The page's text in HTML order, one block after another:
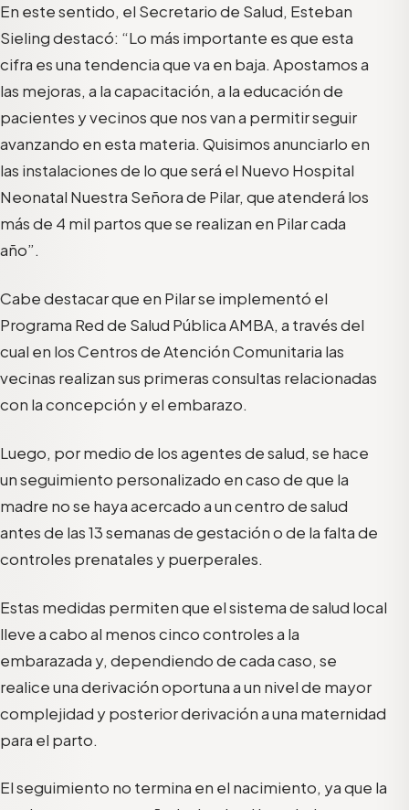
En este sentido, el Secretario de Salud, Esteban
Sieling destacó: “Lo más importante es que esta
cifra es una tendencia que va en baja. Apostamos a
las mejoras, a la capacitación, a la educación de
pacientes y vecinos que nos van a permitir seguir
avanzando en esta materia. Quisimos anunciarlo en
las instalaciones de lo que será el Nuevo Hospital
Neonatal Nuestra Señora de Pilar, que atenderá los
más de 4 mil partos que se realizan en Pilar cada
año”.
Cabe destacar que en Pilar se implementó el
Programa Red de Salud Pública AMBA, a través del
cual en los Centros de Atención Comunitaria las
vecinas realizan sus primeras consultas relacionadas
con la concepción y el embarazo.
Luego, por medio de los agentes de salud, se hace
un seguimiento personalizado en caso de que la
madre no se haya acercado a un centro de salud
antes de las 13 semanas de gestación o de la falta de
controles prenatales y puerperales.
Estas medidas permiten que el sistema de salud local
lleve a cabo al menos cinco controles a la
embarazada y, dependiendo de cada caso, se
realice una derivación oportuna a un nivel de mayor
complejidad y posterior derivación a una maternidad
para el parto.
El seguimiento no termina en el nacimiento, ya que la